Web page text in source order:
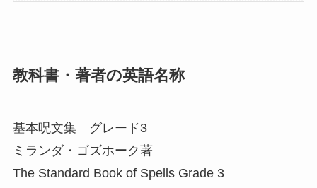
教科書・著者の英語名称
基本呪文集 グレード3
ミランダ・ゴズホーク著
The Standard Book of Spells Grade 3